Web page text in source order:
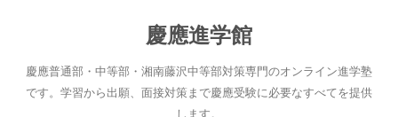
へ
ス
キ
慶應進学館
慶應普通部・中等部・湘南藤沢中等部対策専門のオンライン進学塾
です。学習から出願、面接対策まで慶應受験に必要なすべてを提供
します。